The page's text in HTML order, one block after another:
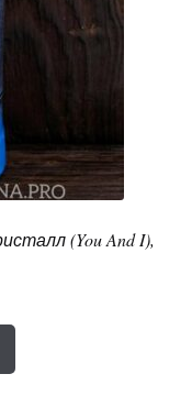
(You And I),